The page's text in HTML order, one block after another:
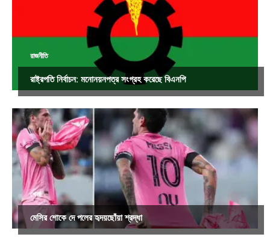
রাজনীতি
রাষ্ট্রপতি নির্বাচন: মনোনয়নপত্র সংগ্রহ করেছে বিএনপি
খেলা
মেসির শোকে দে পলের হৃদয়ছোঁয়া শ্রদ্ধা